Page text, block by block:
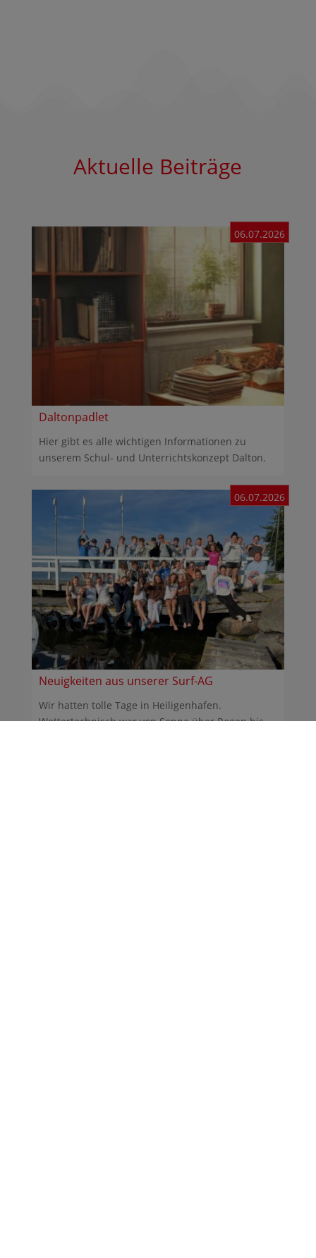
Aktuelle Beiträge
Daltonpadlet
06.07.2026
Hier gibt es alle wichtigen Informationen zu
unserem Schul- und Unterrichtskonzept Dalton.
Neuigkeiten aus unserer Surf-AG
06.07.2026
Wir hatten tolle Tage in Heiligenhafen.
Wettertechnisch war von Sonne über Regen bis